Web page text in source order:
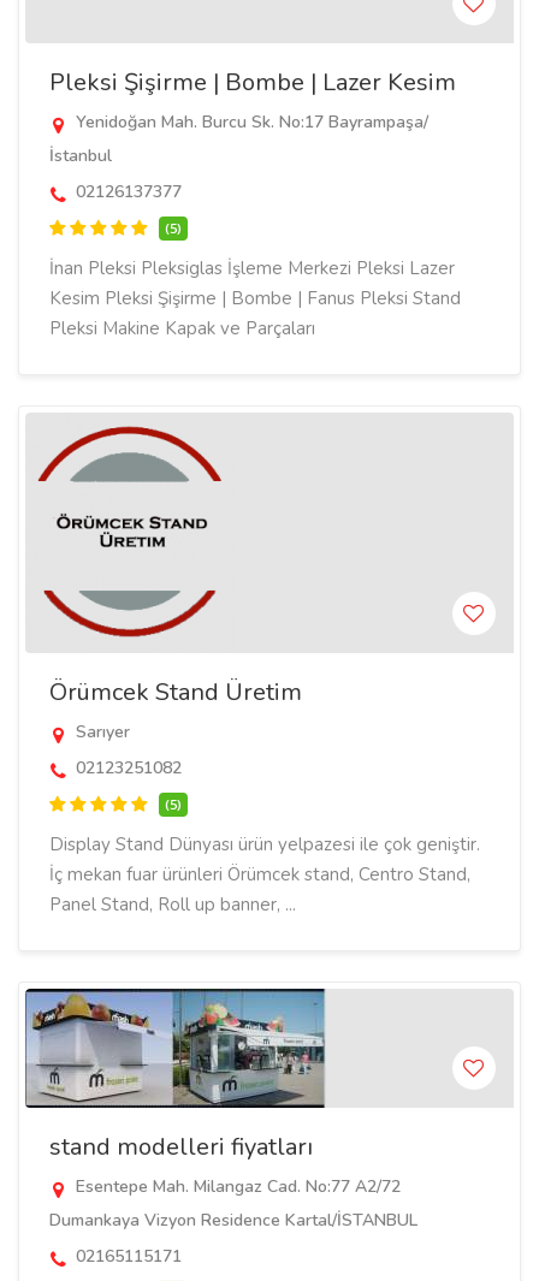
Pleksi Şişirme | Bombe | Lazer Kesim
Yenidoğan Mah. Burcu Sk. No:17 Bayrampaşa/
İstanbul
02126137377
(5)
İnan Pleksi Pleksiglas İşleme Merkezi Pleksi Lazer
Kesim Pleksi Şişirme | Bombe | Fanus Pleksi Stand
Pleksi Makine Kapak ve Parçaları
Örümcek Stand Üretim
Sarıyer
02123251082
(5)
Display Stand Dünyası ürün yelpazesi ile çok geniştir.
İç mekan fuar ürünleri Örümcek stand, Centro Stand,
Panel Stand, Roll up banner, ...
stand modelleri fiyatları
Esentepe Mah. Milangaz Cad. No:77 A2/72
Dumankaya Vizyon Residence Kartal/İSTANBUL
02165115171